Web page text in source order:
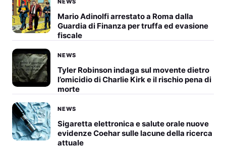
Mario Adinolfi arrestato a Roma dalla
Guardia di Finanza per truffa ed evasione
fiscale
NEWS
Tyler Robinson indaga sul movente dietro
l’omicidio di Charlie Kirk e il rischio pena di
morte
NEWS
Sigaretta elettronica e salute orale nuove
evidenze Coehar sulle lacune della ricerca
attuale